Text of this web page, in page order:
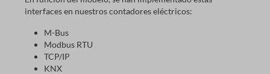
interfaces en nuestros contadores eléctricos:
M-Bus
Modbus RTU
TCP/IP
KNX